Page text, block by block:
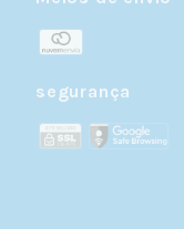
segurança